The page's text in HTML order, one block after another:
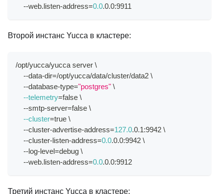
    --web.listen-address
=0.0.0.0:9911
Второй инстанс Yucca в кластере:
/opt/yucca/yucca server \
    --data-dir
=/opt/yucca/data/cluster/data2 \
    --database-type
="postgres" \
--telemetry=false \
    --smtp-server
=false \
--cluster=true \
    --cluster-advertise-address
=127.0.0.1:9942 \
    --cluster-listen-address
=0.0.0.0:9942 \
    --log-level
=debug \
    --web.listen-address
=0.0.0.0:9912
Третий инстанс Yucca в кластере: